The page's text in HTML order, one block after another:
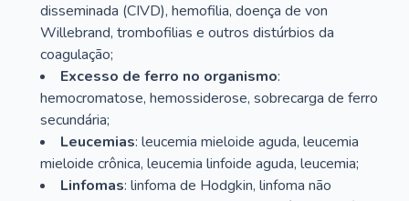
disseminada (CIVD), hemofilia, doença de von
Willebrand, trombofilias e outros distúrbios da
coagulação;
Excesso de ferro no organismo:
hemocromatose, hemossiderose, sobrecarga de ferro
secundária;
Leucemias: leucemia mieloide aguda, leucemia
mieloide crônica, leucemia linfoide aguda, leucemia;
Linfomas: linfoma de Hodgkin, linfoma não